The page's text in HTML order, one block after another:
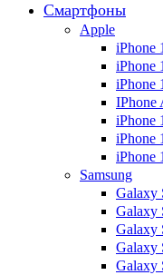
Смартфоны
Apple
iPhone
iPhone
iPhone
IPhone
iPhone
iPhone
iPhone
Samsung
Galaxy
Galaxy
Galaxy
Galaxy
Galaxy